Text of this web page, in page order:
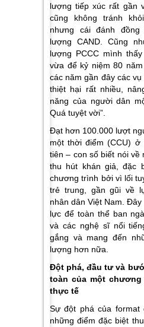
lượng tiếp xúc rất gần
cũng không tránh
nhưng cái đánh
lượng CAND. Cũng
lượng PCCC mình
vừa để kỷ niệm 80
các năm gần đây các
thiệt hại rất nhiều,
năng của người dân
Quá tuyệt vời”.
Đạt hơn 100.000 lượt
một thời điểm (CCU) ở
tiên – con số biết nói về
thu hút khán giả, đặc
chương trình bởi vì lối
trẻ trung, gần gũi về
nhân dân Việt Nam.
lực để toàn thể ban
và các nghệ sĩ nổi
gắng và mang đến
lượng hơn nữa.
Đột phá, đầu tư và
toàn của một
thực tế
Sự đột phá của format
những điểm đặc biệt